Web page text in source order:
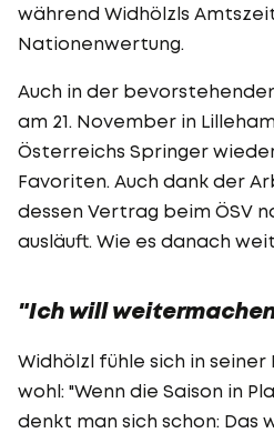
während Widhölzls
Nationenwertung.
Auch in der
am 21. November in
Österreichs Springer
Favoriten. Auch dank der
dessen Vertrag beim ÖSV
ausläuft. Wie es danach
"Ich will
Widhölzl fühle sich in seiner
wohl: "Wenn die Saison in
denkt man sich schon: Das